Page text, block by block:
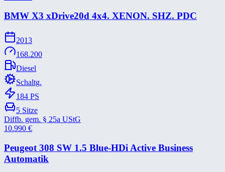
BMW X3 xDrive20d 4x4. XENON. SHZ. PDC
2013
168.200
Diesel
Schaltg.
184 PS
5 Sitze
Diffb. gem. § 25a UStG
10.990 €
Peugeot 308 SW 1.5 Blue-​HDi Active Business
Automatik